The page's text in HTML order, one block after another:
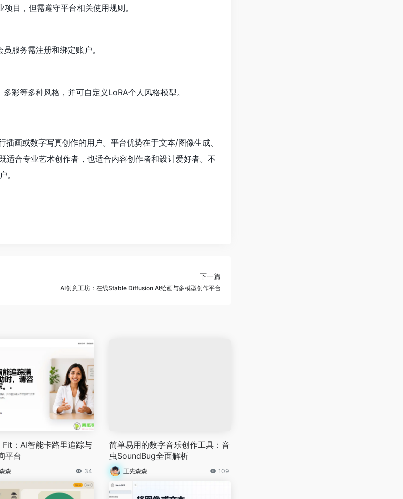
目，但需遵守平台相关使用规则。
服务需注册和绑定账户。
彩等多种风格，并可自定义LoRA个人风格模型。
画或数字写真创作的用户。平台优势在于文本/图像生成、
适合专业艺术创作者，也适合内容创作者和设计爱好者。不
。
下一篇
AI创意工坊：在线Stable Diffusion AI绘画与多模型创作平台
：AI智能卡路里追踪与
平台
森 34
简单易用的数字音乐创作工具：音
虫SoundBug全面解析
王先森森 109